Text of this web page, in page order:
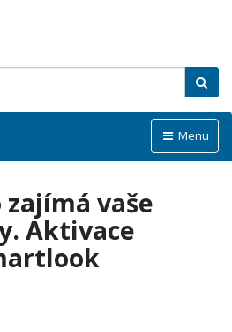
Menu
vaše
Aktivace